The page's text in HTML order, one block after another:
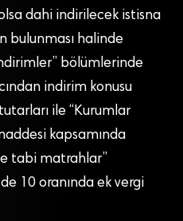
dahi indirilecek istisna
bulunması halinde
bölümlerinde
indirim konusu
ile “Kurumlar
kapsamında
tabi matrahlar”
10 oranında ek vergi